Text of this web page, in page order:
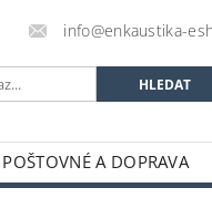
info@enkaustika-
POŠTOVNÉ A DOPRAVA